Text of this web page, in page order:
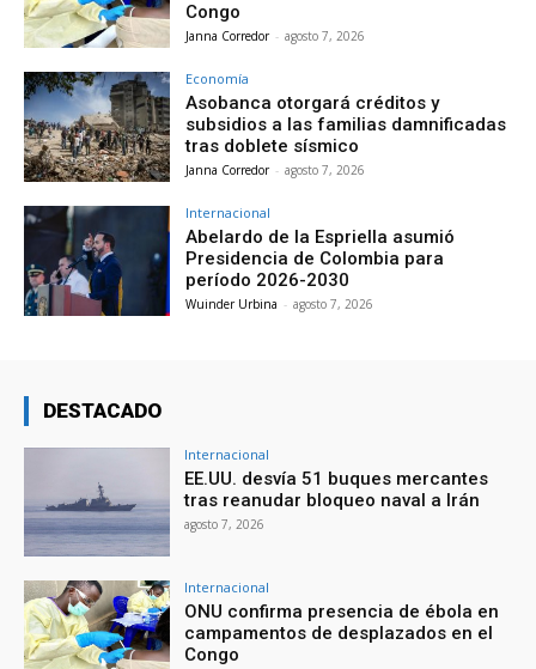
Congo
Janna Corredor - agosto 7, 2026
Economía
Asobanca otorgará créditos y
subsidios a las familias damnificadas
tras doblete sísmico
Janna Corredor - agosto 7, 2026
Internacional
Abelardo de la Espriella asumió
Presidencia de Colombia para
período 2026-2030
Wuinder Urbina - agosto 7, 2026
DESTACADO
Internacional
EE.UU. desvía 51 buques mercantes
tras reanudar bloqueo naval a Irán
agosto 7, 2026
Internacional
ONU confirma presencia de ébola en
campamentos de desplazados en el
Congo